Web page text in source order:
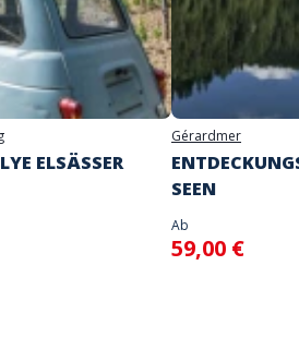
ELSÄSSER
Gérardmer
SEEN
Ab
59,00 €